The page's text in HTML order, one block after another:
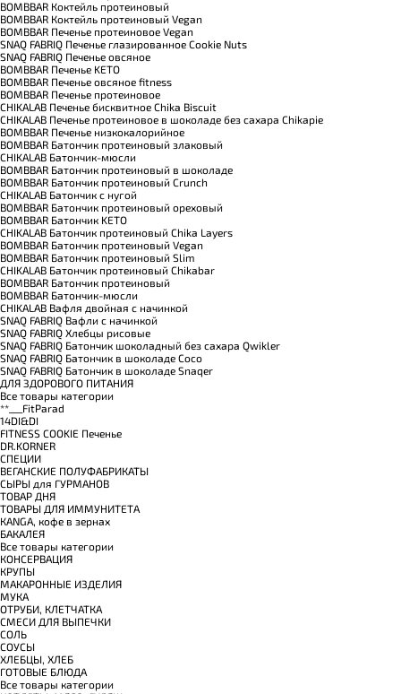
BOMBBAR Коктейль протеиновый
BOMBBAR Коктейль протеиновый Vegan
BOMBBAR Печенье протеиновое Vegan
SNAQ FABRIQ Печенье глазированное Cookie Nuts
SNAQ FABRIQ Печенье овсяное
BOMBBAR Печенье KETO
BOMBBAR Печенье овсяное fitness
BOMBBAR Печенье протеиновое
CHIKALAB Печенье бисквитное Chika Biscuit
CHIKALAB Печенье протеиновое в шоколаде без сахара Chikapie
BOMBBAR Печенье низкокалорийное
BOMBBAR Батончик протеиновый злаковый
CHIKALAB Батончик-мюсли
BOMBBAR Батончик протеиновый в шоколаде
BOMBBAR Батончик протеиновый Crunch
CHIKALAB Батончик с нугой
BOMBBAR Батончик протеиновый ореховый
BOMBBAR Батончик KETO
CHIKALAB Батончик протеиновый Chika Layers
BOMBBAR Батончик протеиновый Vegan
BOMBBAR Батончик протеиновый Slim
CHIKALAB Батончик протеиновый Chikabar
BOMBBAR Батончик протеиновый
BOMBBAR Батончик-мюсли
CHIKALAB Вафля двойная с начинкой
SNAQ FABRIQ Вафли с начинкой
SNAQ FABRIQ Хлебцы рисовые
SNAQ FABRIQ Батончик шоколадный без сахара Qwikler
SNAQ FABRIQ Батончик в шоколаде Coco
SNAQ FABRIQ Батончик в шоколаде Snaqer
ДЛЯ ЗДОРОВОГО ПИТАНИЯ
Все товары категории
**___FitParad
14DI&DI
FITNESS COOKIE Печенье
DR.KORNER
СПЕЦИИ
ВЕГАНСКИЕ ПОЛУФАБРИКАТЫ
СЫРЫ для ГУРМАНОВ
TОВАР ДНЯ
TОВАРЫ ДЛЯ ИММУНИТЕТА
КANGA, кофе в зернах
БАКАЛЕЯ
Все товары категории
КОНСЕРВАЦИЯ
КРУПЫ
МАКАРОННЫЕ ИЗДЕЛИЯ
МУКА
ОТРУБИ, КЛЕТЧАТКА
СМЕСИ ДЛЯ ВЫПЕЧКИ
СОЛЬ
СОУСЫ
ХЛЕБЦЫ, ХЛЕБ
ГОТОВЫЕ БЛЮДА
Все товары категории